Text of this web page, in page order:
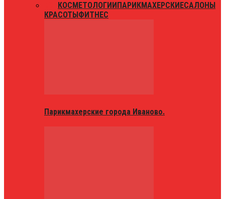
КОСМЕТОЛОГИИПАРИКМАХЕРСКИЕСАЛОНЫ
КРАСОТЫФИТНЕС
Парикмахерские города Иваново.